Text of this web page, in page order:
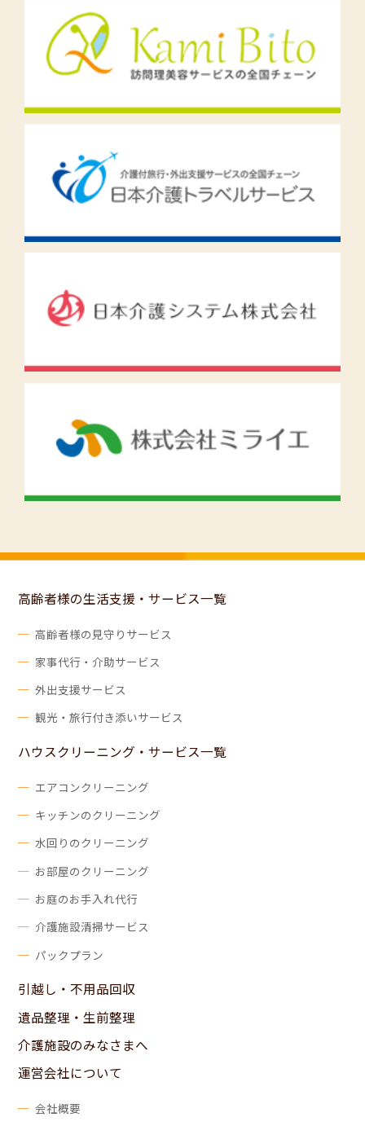
高齢者様の生活支援・サービス一覧
高齢者様の見守りサービス
家事代行・介助サービス
外出支援サービス
観光・旅行付き添いサービス
ハウスクリーニング・サービス一覧
エアコンクリーニング
キッチンのクリーニング
水回りのクリーニング
お部屋のクリーニング
お庭のお手入れ代行
介護施設清掃サービス
パックプラン
引越し・不用品回収
遺品整理・生前整理
介護施設のみなさまへ
運営会社について
会社概要